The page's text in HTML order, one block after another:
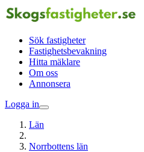
Sök fastigheter
Fastighetsbevakning
Hitta mäklare
Om oss
Annonsera
Logga in
Län
Norrbottens län